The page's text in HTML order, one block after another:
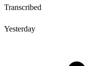
Transcribed
Yesterday